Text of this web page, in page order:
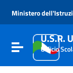
Vai al menu di
Vai al footer
Ministero
Attiva /
U.S.R.
Ufficio